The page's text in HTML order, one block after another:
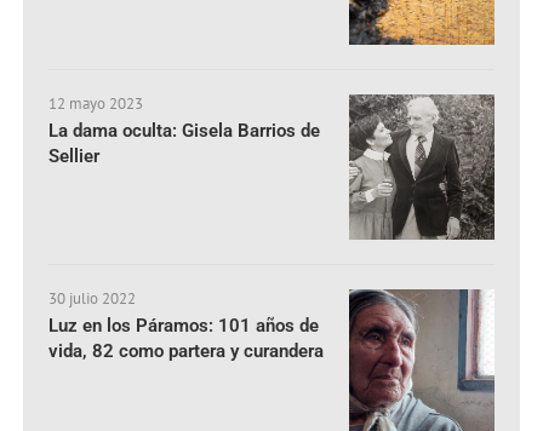
12 mayo 2023
La dama oculta: Gisela Barrios de
Sellier
30 julio 2022
Luz en los Páramos: 101 años de
vida, 82 como partera y curandera